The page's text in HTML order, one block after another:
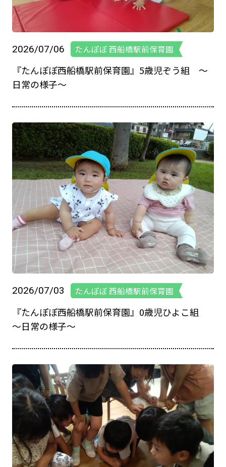
2026/07/06 たんぽぽ 西船橋駅前保育園
『たんぽぽ西船橋駅前保育園』5歳児ぞう組 ～
日常の様子～
2026/07/03 たんぽぽ 西船橋駅前保育園
『たんぽぽ西船橋駅前保育園』0歳児ひよこ組
～日常の様子～